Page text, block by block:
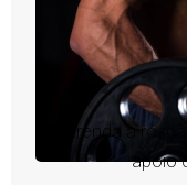
Aprenda a
apoio